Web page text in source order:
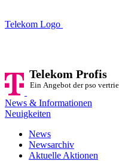
Telekom Logo
Telekom Profis
Ein Angebot der pso
News & Informationen
Neuigkeiten
News
Newsarchiv
Aktuelle Aktionen